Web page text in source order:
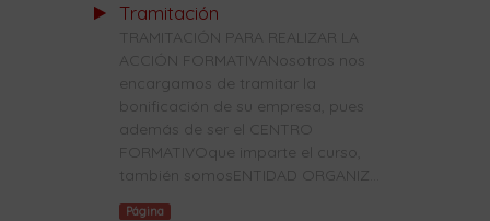
Tramitación
TRAMITACIÓN PARA REALIZAR LA
ACCIÓN FORMATIVANosotros nos
encargamos de tramitar la
bonificación de su empresa, pues
además de ser el CENTRO
FORMATIVOque imparte el curso,
también somosENTIDAD ORGANIZ...
Página